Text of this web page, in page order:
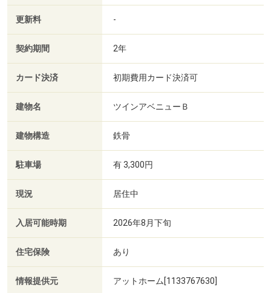
更新料 -
契約期間 2年
カード決済 初期費用カード決済可
建物名 ツインアベニューＢ
建物構造 鉄骨
駐車場 有 3,300円
現況 居住中
入居可能時期 2026年8月下旬
住宅保険 あり
情報提供元 アットホーム[1133767630]